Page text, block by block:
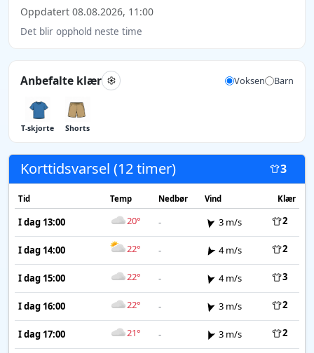
Oppdatert 08.08.2026, 11:00
Det blir opphold neste time
Anbefalte klær Voksen Barn
T-skjorte Shorts
Korttidsvarsel (12 timer) 3
Tid Temp Nedbør Vind Klær
I dag 13:00 20° - 3 m/s 2
I dag 14:00 22° - 4 m/s 2
I dag 15:00 22° - 4 m/s 3
I dag 16:00 22° - 3 m/s 2
I dag 17:00 21° - 3 m/s 2